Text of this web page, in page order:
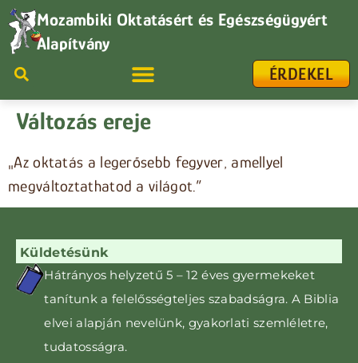
Mozambiki Oktatásért és Egészségügyért
Alapítvány
ÉRDEKEL
Változás ereje
„Az oktatás a legerősebb fegyver, amellyel
megváltoztathatod a világot.”
Küldetésünk
Hátrányos helyzetű 5 – 12 éves gyermekeket
tanítunk a felelősségteljes szabadságra. A Biblia
elvei alapján nevelünk, gyakorlati szemléletre,
tudatosságra.